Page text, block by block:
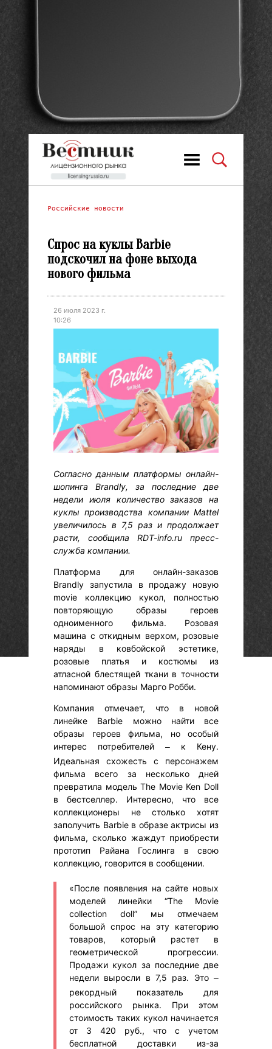
Российские новости
Спрос на куклы Barbie
подскочил на фоне выхода
нового фильма
26 июля 2023 г.
10:26
Согласно данным платформы онлайн-
шопинга Brandly, за последние две
недели июля количество заказов на
куклы производства компании Mattel
увеличилось в 7,5 раз и продолжает
расти, сообщила RDT-info.ru пресс-
служба компании.
Платформа для онлайн-заказов
Brandly запустила в продажу новую
movie коллекцию кукол, полностью
повторяющую образы героев
одноименного фильма. Розовая
машина с откидным верхом, розовые
наряды в ковбойской эстетике,
розовые платья и костюмы из
атласной блестящей ткани в точности
напоминают образы Марго Робби.
Компания отмечает, что в новой
линейке Barbie можно найти все
образы героев фильма, но особый
интерес потребителей – к Кену.
Идеальная схожесть с персонажем
фильма всего за несколько дней
превратила модель The Movie Ken Doll
в бестселлер. Интересно, что все
коллекционеры не столько хотят
заполучить Barbie в образе актрисы из
фильма, сколько жаждут приобрести
прототип Райана Гослинга в свою
коллекцию, говорится в сообщении.
«После появления на сайте новых
моделей линейки “The Movie
collection doll” мы отмечаем
большой спрос на эту категорию
товаров, который растет в
геометрической прогрессии.
Продажи кукол за последние две
недели выросли в 7,5 раз. Это –
рекордный показатель для
российского рынка. При этом
стоимость таких кукол начинается
от 3 420 руб., что с учетом
бесплатной доставки из-за